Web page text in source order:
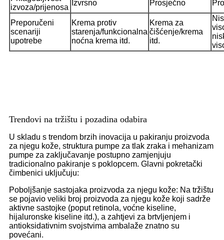
izvoza/prijenosa
Izvrsno Prosječno
Preporučeni
scenariji
upotrebe
Krema protiv
starenja/funkcionalna
noćna krema itd.
Krema za
čišćenje/krema
itd.
Trendovi na tržištu i pozadina odabira
U skladu s trendom brzih inovacija u pakiranju proizvoda
za njegu kože, struktura pumpe za tlak zraka i mehanizam
pumpe za zaključavanje postupno zamjenjuju
tradicionalno pakiranje s poklopcem. Glavni pokretački
čimbenici uključuju:
Poboljšanje sastojaka proizvoda za njegu kože: Na tržištu
se pojavio veliki broj proizvoda za njegu kože koji sadrže
aktivne sastojke (poput retinola, voćne kiseline,
hijaluronske kiseline itd.), a zahtjevi za brtvljenjem i
antioksidativnim svojstvima ambalaže znatno su
povećani.